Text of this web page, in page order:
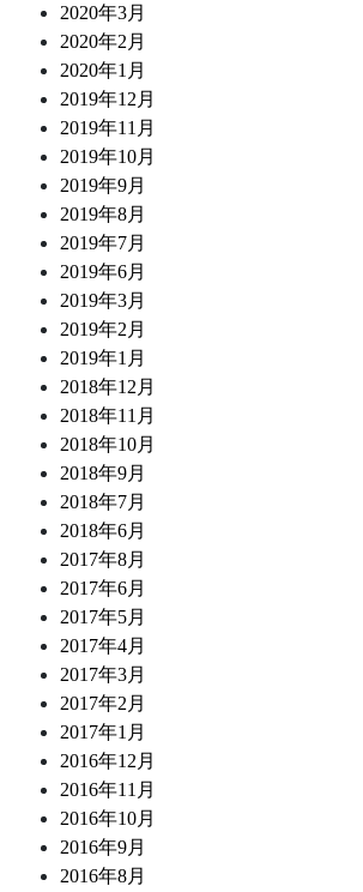
2020年3月
2020年2月
2020年1月
2019年12月
2019年11月
2019年10月
2019年9月
2019年8月
2019年7月
2019年6月
2019年3月
2019年2月
2019年1月
2018年12月
2018年11月
2018年10月
2018年9月
2018年7月
2018年6月
2017年8月
2017年6月
2017年5月
2017年4月
2017年3月
2017年2月
2017年1月
2016年12月
2016年11月
2016年10月
2016年9月
2016年8月